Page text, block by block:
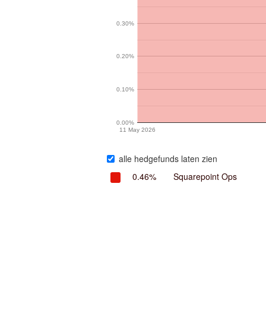
11 May 2026
0.00%
0.10%
0.20%
0.30%
alle hedgefunds laten zien
0.46%
Squarepoint Ops